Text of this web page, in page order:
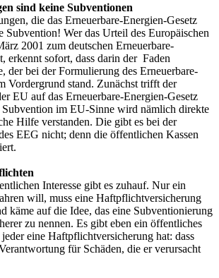
sind keine Subventionen
die das Erneuerbare-Energien-Gesetz
Subvention! Wer das Urteil des Europäischen
2001 zum deutschen Erneuerbare-
erkennt sofort, dass darin der Faden
der bei der Formulierung des Erneuerbare-
Vordergrund stand. Zunächst trifft der
EU auf das Erneuerbare-Energien-Gesetz
im EU-Sinne wird nämlich direkte
Hilfe verstanden. Die gibt es bei der
EEG nicht; denn die öffentlichen Kassen
Interesse gibt es zuhauf. Nur ein
will, muss eine Haftpflichtversicherung
käme auf die Idee, das eine Subventionierung
zu nennen. Es gibt eben ein öffentliches
jeder eine Haftpflichtversicherung hat: dass
für Schäden, die er verursacht